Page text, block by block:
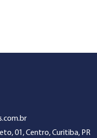
01, Centro, Curitiba, PR